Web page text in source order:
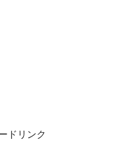
ドリンク